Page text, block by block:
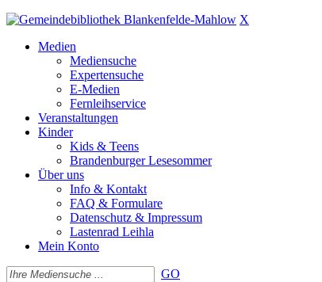
X
Medien
Mediensuche
Expertensuche
E-Medien
Fernleihservice
Veranstaltungen
Kinder
Kids & Teens
Brandenburger Lesesommer
Über uns
Info & Kontakt
FAQ & Formulare
Datenschutz & Impressum
Lastenrad Leihla
Mein Konto
GO